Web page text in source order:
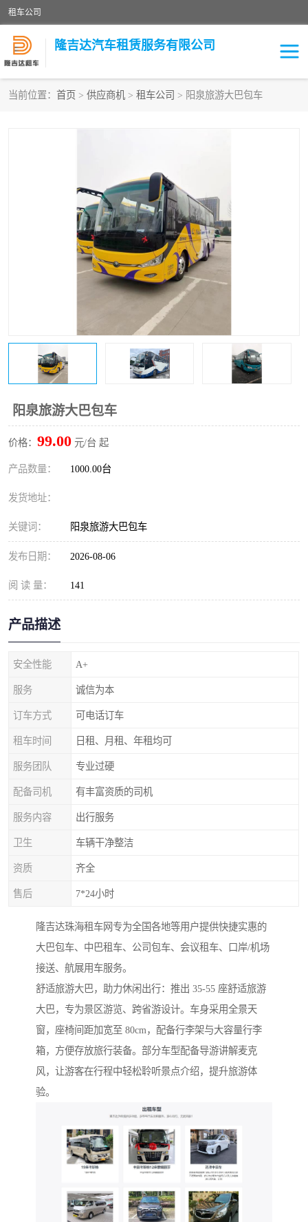
租车公司
隆吉达汽车租赁服务有限公司
当前位置： 首页 > 供应商机 > 租车公司 > 阳泉旅游大巴包车
阳泉旅游大巴包车
价格： 99.00 元/台 起
产品数量： 1000.00台
发货地址：
关键词： 阳泉旅游大巴包车
发布日期： 2026-08-06
阅 读 量： 141
产品描述
安全性能 A+
服务 诚信为本
订车方式 可电话订车
租车时间 日租、月租、年租均可
服务团队 专业过硬
配备司机 有丰富资质的司机
服务内容 出行服务
卫生 车辆干净整洁
资质 齐全
售后 7*24小时
隆吉达珠海租车网专为全国各地等用户提供快捷实惠的
大巴包车、中巴租车、公司包车、会议租车、口岸/机场
接送、航展用车服务。
舒适旅游大巴，助力休闲出行：推出 35-55 座舒适旅游
大巴，专为景区游览、跨省游设计。车身采用全景天
窗，座椅间距加宽至 80cm，配备行李架与大容量行李
箱，方便存放旅行装备。部分车型配备导游讲解麦克
风，让游客在行程中轻松聆听景点介绍，提升旅游体
验。